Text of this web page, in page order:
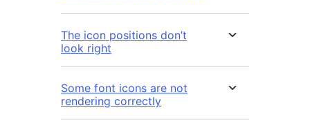
The icon positions don’t
look right
Some font icons are not
rendering correctly